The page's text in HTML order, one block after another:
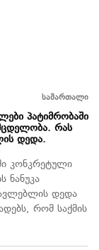
სამართალი
პატიმრობაში
რას
დედა.
კონკრეტული
ნანუკა
დედა
რომ საქმის